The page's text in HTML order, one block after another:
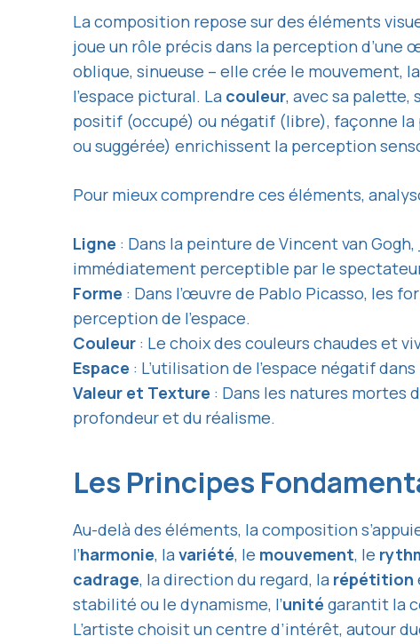
La composition repose sur des éléments
joue un rôle précis dans la perception d’une
oblique, sinueuse – elle crée le mouvement,
l’espace pictural. La couleur, avec sa palette,
positif (occupé) ou négatif (libre), façonne
ou suggérée) enrichissent la perception
Pour mieux comprendre ces éléments,
Ligne : Dans la peinture de Vincent van
immédiatement perceptible par le
Forme : Dans l’œuvre de Pablo Picasso, les
perception de l’espace.
Couleur : Le choix des couleurs chaudes et
Espace : L’utilisation de l’espace négatif
Valeur et Texture : Dans les natures mortes
profondeur et du réalisme.
Les Principes
Au-delà des éléments, la composition
l’harmonie, lavariété, le mouvement, le
cadrage, la direction du regard, la répétition
stabilité ou le dynamisme, l’unité garantit la
L’artiste choisit un centre d’intérêt, autour